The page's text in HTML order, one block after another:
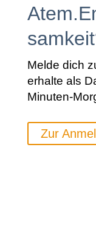
Melde dich
erhalte als
Minuten-
Zur